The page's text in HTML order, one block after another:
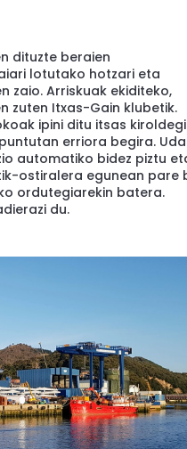
dituzte beraien
lotutako hotzari eta
zaio. Arriskuak ekiditeko,
zuten Itxas-Gain klubetik.
ipini ditu itsas
erriora begira.
automatiko bidez piztu
ostiralera egunean pare
ordutegiarekin batera.
du.